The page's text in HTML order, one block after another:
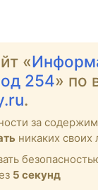
«
254» по
.
за
никаких своих
4 секунд